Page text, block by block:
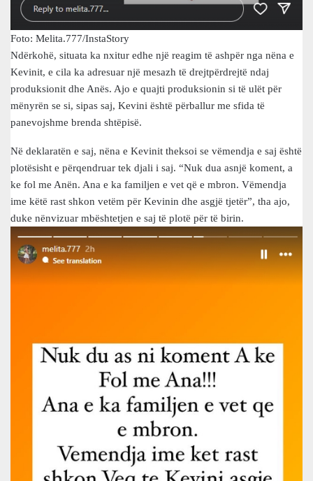
Foto: Melita.777/InstaStory
Ndërkohë, situata ka nxitur edhe një reagim të ashpër nga nëna e
Kevinit, e cila ka adresuar një mesazh të drejtpërdrejtë ndaj
produksionit dhe Anës. Ajo e quajti produksionin si të ulët për
mënyrën se si, sipas saj, Kevini është përballur me sfida të
panevojshme brenda shtëpisë.
Në deklaratën e saj, nëna e Kevinit theksoi se vëmendja e saj është
plotësisht e përqendruar tek djali i saj. “Nuk dua asnjë koment, a
ke fol me Anën. Ana e ka familjen e vet që e mbron. Vëmendja
ime këtë rast shkon vetëm për Kevinin dhe asgjë tjetër”, tha ajo,
duke nënvizuar mbështetjen e saj të plotë për të birin.